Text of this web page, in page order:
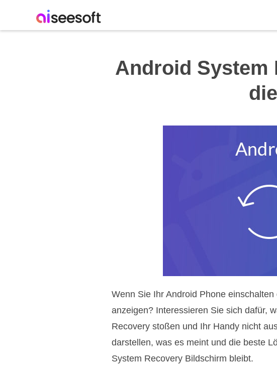
Android System
Wenn Sie Ihr Android Phone
anzeigen? Interessieren Sie sich dafür,
Recovery stoßen und Ihr Handy nicht
darstellen, was es meint und die beste
System Recovery Bildschirm bleibt.